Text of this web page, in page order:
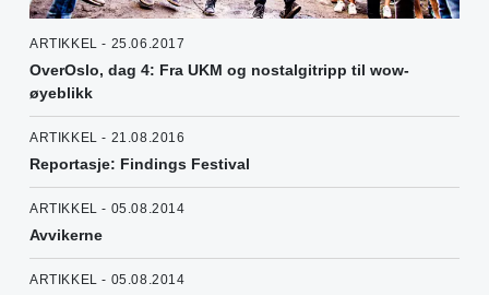
ARTIKKEL - 25.06.2017
OverOslo, dag 4: Fra UKM og nostalgitripp til wow-
øyeblikk
ARTIKKEL - 21.08.2016
Reportasje: Findings Festival
ARTIKKEL - 05.08.2014
Avvikerne
ARTIKKEL - 05.08.2014